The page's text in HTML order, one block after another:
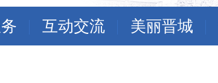
互动交流 美丽晋城